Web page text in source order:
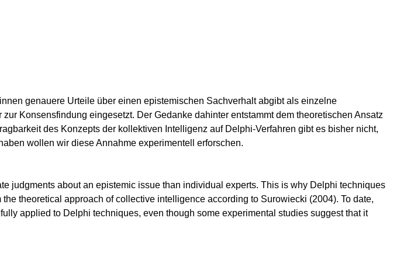
genauere Urteile über einen epistemischen Sachverhalt abgibt als einzelne
Konsensfindung eingesetzt. Der Gedanke dahinter entstammt dem theoretischen Ansatz
des Konzepts der kollektiven Intelligenz auf Delphi-Verfahren gibt es bisher nicht,
wollen wir diese Annahme experimentell erforschen.
judgments about an epistemic issue than individual experts. This is why Delphi techniques
theoretical approach of collective intelligence according to Surowiecki (2004). To date,
applied to Delphi techniques, even though some experimental studies suggest that it